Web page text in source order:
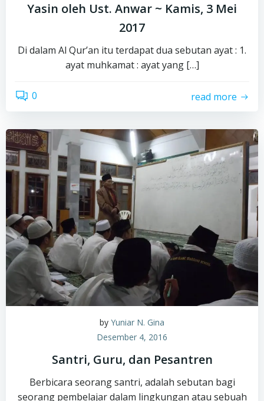
Yasin oleh Ust. Anwar ~ Kamis, 3 Mei
2017
Di dalam Al Qur’an itu terdapat dua sebutan ayat : 1.
ayat muhkamat : ayat yang […]
0 read more
by Yuniar N. Gina
Desember 4, 2016
Santri, Guru, dan Pesantren
Berbicara seorang santri, adalah sebutan bagi
seorang pembelajar dalam lingkungan atau sebuah